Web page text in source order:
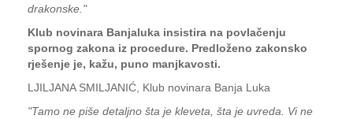
drakonske."
Klub novinara Banjaluka insistira na povlačenju
spornog zakona iz procedure. Predloženo zakonsko
rješenje je, kažu, puno manjkavosti.
LJILJANA SMILJANIĆ, Klub novinara Banja Luka
"Tamo ne piše detaljno šta je kleveta, šta je uvreda. Vi ne